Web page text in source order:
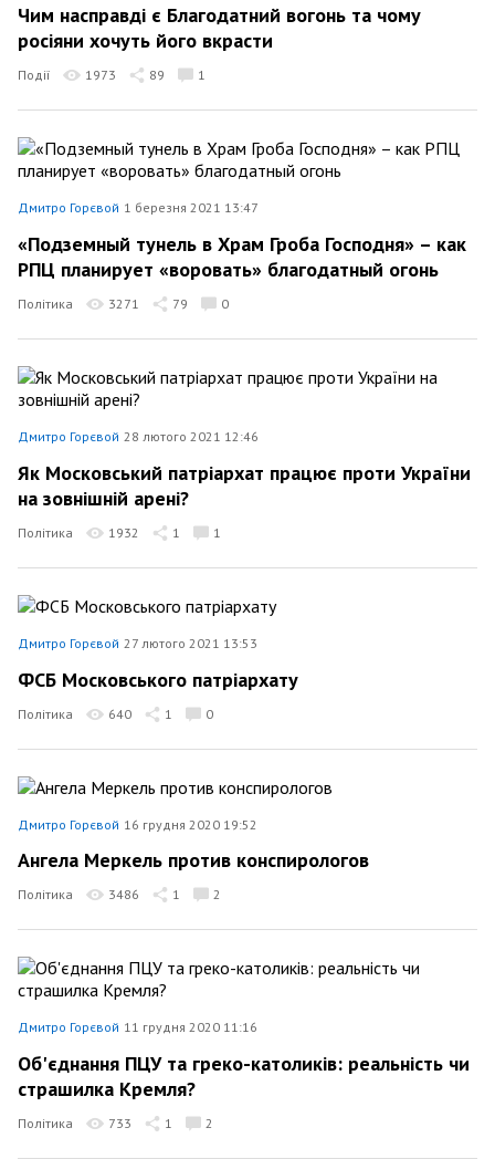
Чим насправді є Благодатний вогонь та чому
росіяни хочуть його вкрасти
Події 1973 89 1
Дмитро Горєвой 1 березня 2021 13:47
«Подземный тунель в Храм Гроба Господня» – как
РПЦ планирует «воровать» благодатный огонь
Політика 3271 79 0
Дмитро Горєвой 28 лютого 2021 12:46
Як Московський патріархат працює проти України
на зовнішній арені?
Політика 1932 1 1
Дмитро Горєвой 27 лютого 2021 13:53
ФСБ Московського патріархату
Політика 640 1 0
Дмитро Горєвой 16 грудня 2020 19:52
Ангела Меркель против конспирологов
Політика 3486 1 2
Дмитро Горєвой 11 грудня 2020 11:16
Об'єднання ПЦУ та греко-католиків: реальність чи
страшилка Кремля?
Політика 733 1 2